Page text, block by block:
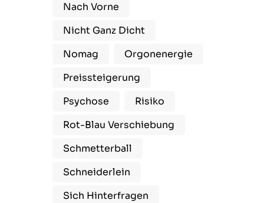
Nach Vorne
Nicht Ganz Dicht
Nomag
Orgonenergie
Preissteigerung
Psychose
Risiko
Rot-Blau Verschiebung
Schmetterball
Schneiderlein
Sich Hinterfragen